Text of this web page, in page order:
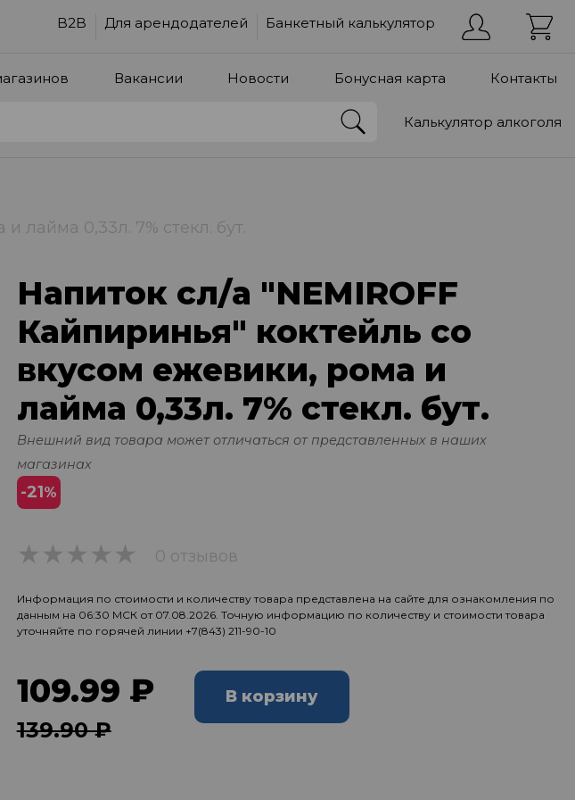
B2B Для арендодателей Банкетный калькулятор
Вакансии Новости Бонусная карта Контакты
Калькулятор алкоголя
лайма 0,33л. 7% стекл. бут.
Напиток сл/а "NEMIROFF
Кайпиринья" коктейль со
вкусом ежевики, рома и
лайма 0,33л. 7% стекл. бут.
Внешний вид товара может отличаться от представленных в наших
магазинах
-21%
0 отзывов
Информация по стоимости и количеству товара представлена на сайте для ознакомления по
данным на 06:30 МСК от 07.08.2026. Точную информацию по количеству и стоимости товара
уточняйте по горячей линии +7(843) 211-90-10
109.99 ₽
139.90 ₽
В корзину